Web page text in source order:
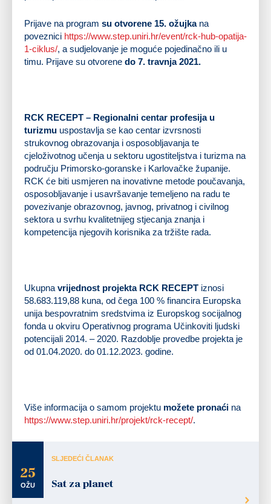
Prijave na program su otvorene 15. ožujkana
poveznici https://www.step.uniri.hr/event/rck-hub-opatija-
1-ciklus/, a sudjelovanje je moguće pojedinačno ili u
timu. Prijave su otvorene do 7. travnja 2021.
RCK RECEPT – Regionalni centar profesija u
turizmu uspostavlja se kao centar izvrsnosti
strukovnog obrazovanja i osposobljavanja te
cjeloživotnog učenja u sektoru ugostiteljstva i turizma na
području Primorsko-goranske i Karlovačke županije.
RCK će biti usmjeren na inovativne metode poučavanja,
osposobljavanje i usavršavanje temeljeno na radu te
povezivanje obrazovnog, javnog, privatnog i civilnog
sektora u svrhu kvalitetnijeg stjecanja znanja i
kompetencija njegovih korisnika za tržište rada.
Ukupna vrijednost projekta RCK RECEPT iznosi
58.683.119,88 kuna, od čega 100 % financira Europska
unija bespovratnim sredstvima iz Europskog socijalnog
fonda u okviru Operativnog programa Učinkoviti ljudski
potencijali 2014. – 2020. Razdoblje provedbe projekta je
od 01.04.2020. do 01.12.2023. godine.
Više informacija o samom projektu možete pronaći na
https://www.step.uniri.hr/projekt/rck-recept/.
25
OŽU
SLJEDEĆI ČLANAK
Sat za planet